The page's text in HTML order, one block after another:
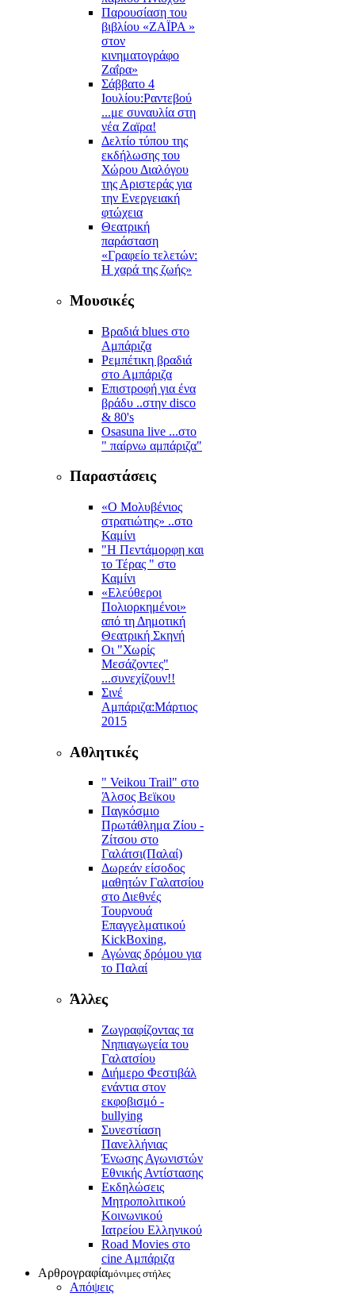
Παρουσίαση του
βιβλίου «ΖΑΪΡΑ »
στον
κινηματογράφο
Ζαΐρα»
Σάββατο 4
Ιουλίου:Ραντεβού
...με συναυλία στη
νέα Ζαϊρα!
Δελτίο τύπου της
εκδήλωσης του
Χώρου Διαλόγου
της Αριστεράς για
την Ενεργειακή
φτώχεια
Θεατρική
παράσταση
«Γραφείο τελετών:
Η χαρά της ζωής»
Μουσικές
Βραδιά blues στο
Αμπάριζα
Ρεμπέτικη βραδιά
στο Αμπάριζα
Επιστροφή για ένα
βράδυ ..στην disco
& 80's
Osasuna live ...στο
" παίρνω αμπάριζα"
Παραστάσεις
«Ο Μολυβένιος
στρατιώτης» ..στο
Καμίνι
"Η Πεντάμορφη και
το Τέρας " στο
Καμίνι
«Ελεύθεροι
Πολιορκημένοι»
από τη Δημοτική
Θεατρική Σκηνή
Οι "Χωρίς
Μεσάζοντες"
...συνεχίζουν!!
Σινέ
Αμπάριζα:Mάρτιος
2015
Αθλητικές
" Veikou Trail" στο
Άλσος Βεϊκου
Παγκόσμιο
Πρωτάθλημα Ζίου -
Ζίτσου στο
Γαλάτσι(Παλαί)
Δωρεάν είσοδος
μαθητών Γαλατσίου
στο Διεθνές
Τουρνουά
Επαγγελματικού
KickBoxing,
Αγώνας δρόμου για
το Παλαί
Άλλες
Ζωγραφίζοντας τα
Νηπιαγωγεία του
Γαλατσίου
Διήμερο Φεστιβάλ
ενάντια στον
εκφοβισμό -
bullying
Συνεστίαση
Πανελλήνιας
Ένωσης Αγωνιστών
Εθνικής Αντίστασης
Εκδηλώσεις
Μητροπολιτικού
Κοινωνικού
Ιατρείου Ελληνικού
Road Movies στο
cine Aμπάριζα
Αρθρογραφίαμόνιμες στήλες
Απόψεις